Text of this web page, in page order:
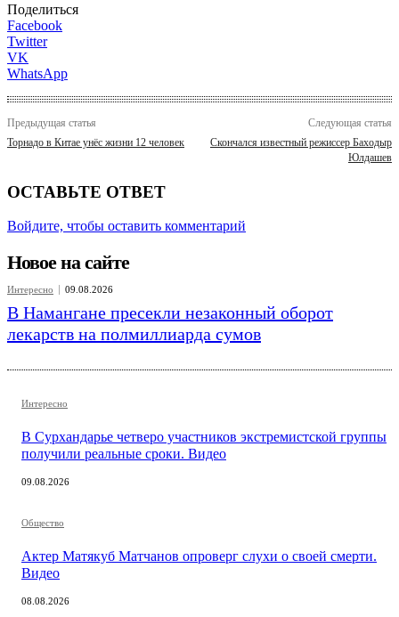
Поделиться
Facebook
Twitter
VK
WhatsApp
Предыдущая статья
Торнадо в Китае унёс жизни 12 человек
Следующая статья
Скончался известный режиссер Баходыр
Юлдашев
ОСТАВЬТЕ ОТВЕТ
Войдите, чтобы оставить комментарий
Новое на сайте
Интересно 09.08.2026
В Намангане пресекли незаконный оборот
лекарств на полмиллиарда сумов
Интересно
В Сурхандарье четверо участников экстремистской группы
получили реальные сроки. Видео
09.08.2026
Общество
Актер Матякуб Матчанов опроверг слухи о своей смерти.
Видео
08.08.2026